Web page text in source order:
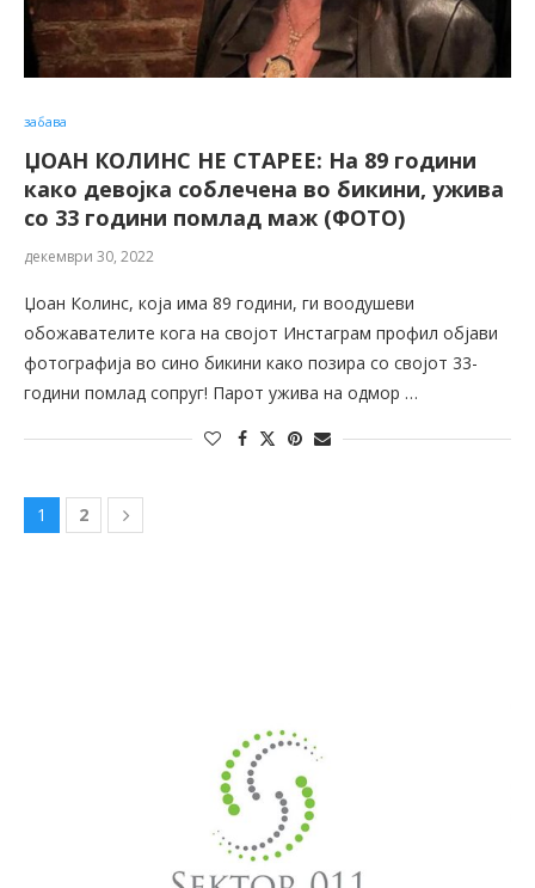
забава
ЏОАН КОЛИНС НЕ СТАРЕЕ: На 89 години
како девојка соблечена во бикини, ужива
со 33 години помлад маж (ФОТО)
декември 30, 2022
Џоан Колинс, која има 89 години, ги воодушеви
обожавателите кога на својот Инстаграм профил објави
фотографија во сино бикини како позира со својот 33-
години помлад сопруг! Парот ужива на одмор …
1 2